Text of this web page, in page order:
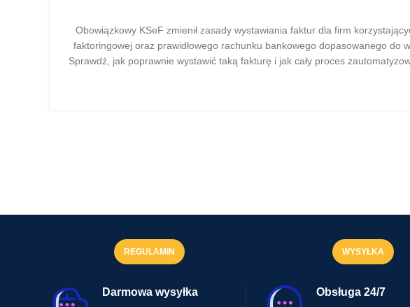
Obowiązkowy KSeF zmienił zasady wystawiania faktur dla firm
faktoringowej oraz prawidłowego rachunku bankowego dopasowanego
Sprawdź, jak poprawnie wystawić taką fakturę i jak cały proces
REGULAMIN WYSYŁKA
Darmowa wysyłka Obsługa 24/7